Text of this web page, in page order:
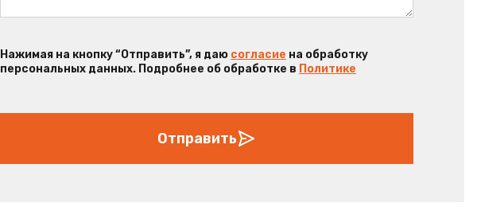
Нажимая на кнопку “Отправить”, я даю согласие на обработку
персональных данных. Подробнее об обработке в Политике
Отправить